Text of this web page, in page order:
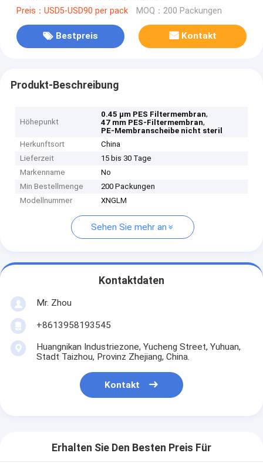
Preis：USD5-USD90 per pack MOQ：200 Packungen
Bestpreis Kontakt
Produkt-Beschreibung
Höhepunkt
0.45 μm PES Filtermembran,
47 mm PES-Filtermembran,
PE-Membranscheibe nicht steril
Herkunftsort
China
Lieferzeit
15 bis 30 Tage
Markenname
No
Min Bestellmenge
200 Packungen
Modellnummer
XNGLM
Sehen Sie mehr an
Kontaktdaten
Mr. Zhou
+8613958193545
Huangnikan Industriezone, Yucheng Street, Yuhuan,
Stadt Taizhou, Provinz Zhejiang, China.
Kontakt
Erhalten Sie Den Besten Preis Für